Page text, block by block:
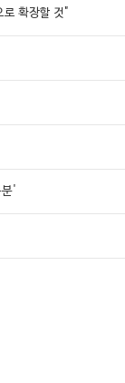
확장할 것"
'